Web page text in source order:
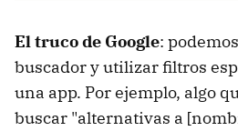
El truco de Google:
buscador y utilizar filtros
una app. Por ejemplo, algo
buscar "alternativas a